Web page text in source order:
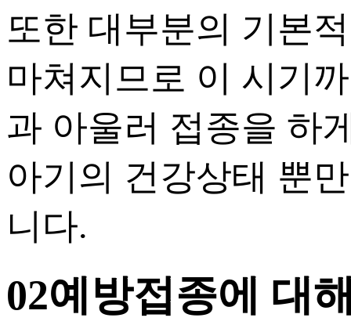
또한 대부분의 기본
마쳐지므로 이 시기
과 아울러 접종을 하
아기의 건강상태 뿐
니다.
02예방접종에 대